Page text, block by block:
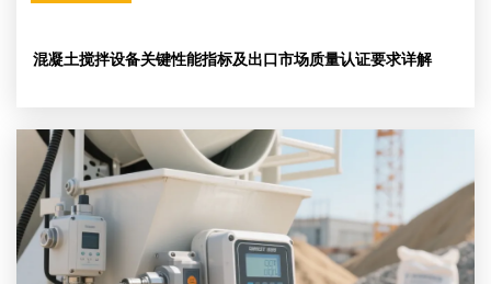
混凝土搅拌设备关键性能指标及出口市场质量认证要求详解